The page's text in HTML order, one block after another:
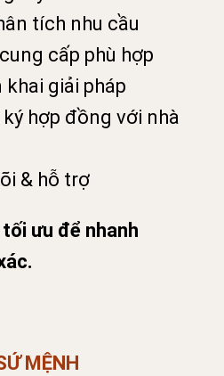
tích nhu cầu
cấp phù hợp
giải pháp
hợp đồng với nhà
& hỗ trợ
ưu để nhanh
MỆNH